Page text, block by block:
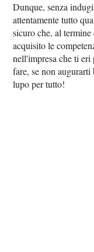
Dunque, senza
attentamente tutto
sicuro che, al
acquisito le
nell'impresa che ti
fare, se non
lupo per tutto!